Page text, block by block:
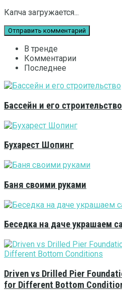
Капча загружается...
В тренде
Комментарии
Последнее
Бассейн и его строительство
Бухарест Шопинг
Баня своими руками
Беседка на даче украшаем
Driven vs Drilled Pier
for Different Bottom